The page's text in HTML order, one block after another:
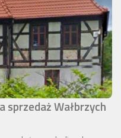
sprzedaż Wałbrzych